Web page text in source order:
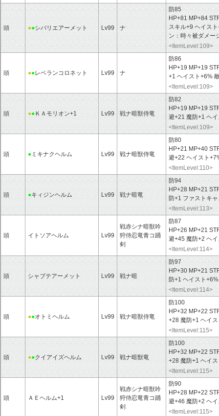
頭 ●●シバリエアーメット Lv99 ナ
防85
HP+81 MP+84
スキル+9 ヘイス
ン：時々被ダメー
<ItemLevel:109>
頭 ●●レベランコロネット Lv99 ナ
防86
HP+19 MP+19
+1 ヘイスト+6%
<ItemLevel:109>
頭 ●●ＫＡモリオン+1 Lv99 戦ナ暗獣侍竜
防82
HP+19 MP+19
避+21 魔防+1 ヘ
<ItemLevel:109>
頭 ● ミキナクヘルム Lv99 戦ナ暗獣侍竜
防80
HP+21 MP+40
避+22 ヘイスト
<ItemLevel:110>
頭 ●キィジンヘルム Lv99 戦ナ暗竜
防94
HP+28 MP+21
防+1 ファストキ
<ItemLevel:113>
頭 イトソアヘルム Lv99
戦赤シナ暗獣吟
狩侍忍竜青コ踊
剣
防87
HP+26 MP+21
避+45 魔防+2 ヘ
<ItemLevel:114>
頭 シャブテアーメット Lv99 戦ナ暗
防97
HP+30 MP+21
防+1 ヘイスト
<ItemLevel:114>
頭 ●●オトミヘルム Lv99 戦ナ暗獣侍竜
防100
HP+32 MP+22
+28 魔防+1 ヘイ
<ItemLevel:115>
頭 ●●クイアイズヘルム Lv99 戦ナ暗獣竜
防100
HP+32 MP+22
+28 魔防+1 ヘイ
<ItemLevel:115>
頭 ＡＥヘルム+1 Lv99
戦赤シナ暗獣吟
狩侍忍竜青コ踊
剣
防90
HP+28 MP+22
避+46 魔防+2 ヘ
<ItemLevel:115>